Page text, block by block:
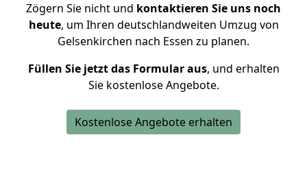
Zögern Sie nicht und kontaktieren Sie uns noch
heute, um Ihren deutschlandweiten Umzug von
Gelsenkirchen nach Essen zu planen.
Füllen Sie jetzt das Formular aus, und erhalten
Sie kostenlose Angebote.
Kostenlose Angebote erhalten